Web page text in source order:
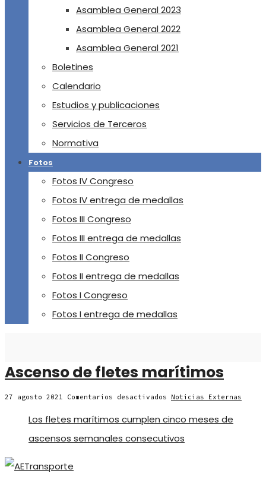
Asamblea General 2023
Asamblea General 2022
Asamblea General 2021
Boletines
Calendario
Estudios y publicaciones
Servicios de Terceros
Normativa
Fotos
Fotos IV Congreso
Fotos IV entrega de medallas
Fotos III Congreso
Fotos III entrega de medallas
Fotos II Congreso
Fotos II entrega de medallas
Fotos I Congreso
Fotos I entrega de medallas
Ascenso de fletes marítimos
27 agosto 2021 Comentarios desactivados en
fletes
Noticias Externas
Los fletes marítimos cumplen cinco meses de
ascensos semanales consecutivos